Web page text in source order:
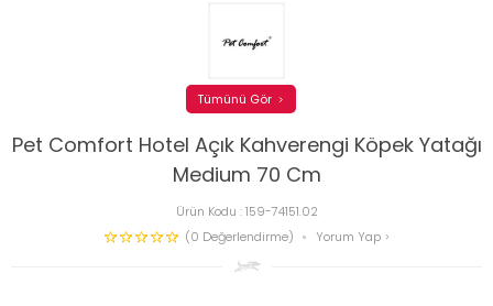
Pet Comfort Hotel Açık Kahverengi Köpek Yatağı
Medium 70 Cm
Ürün Kodu :159-74151.02
(0 Değerlendirme)
Yorum Yap
Tümünü Gör